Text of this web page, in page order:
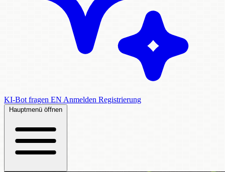
KI-Bot fragen EN Anmelden Registrierung
Hauptmenü öffnen